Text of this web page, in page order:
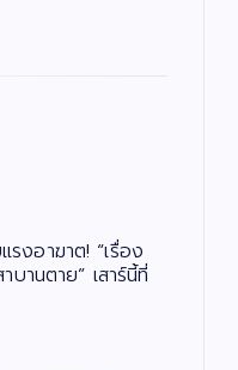
งอาฆาต! “เรื่อง
บานตาย” เสาร์นี้ที่